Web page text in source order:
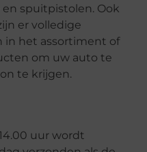
spuitpistolen. Ook
er volledige
in het assortiment of
om uw auto te
te krijgen.
uur wordt